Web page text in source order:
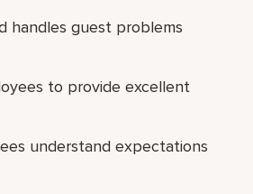
handles guest problems
to provide excellent
understand expectations